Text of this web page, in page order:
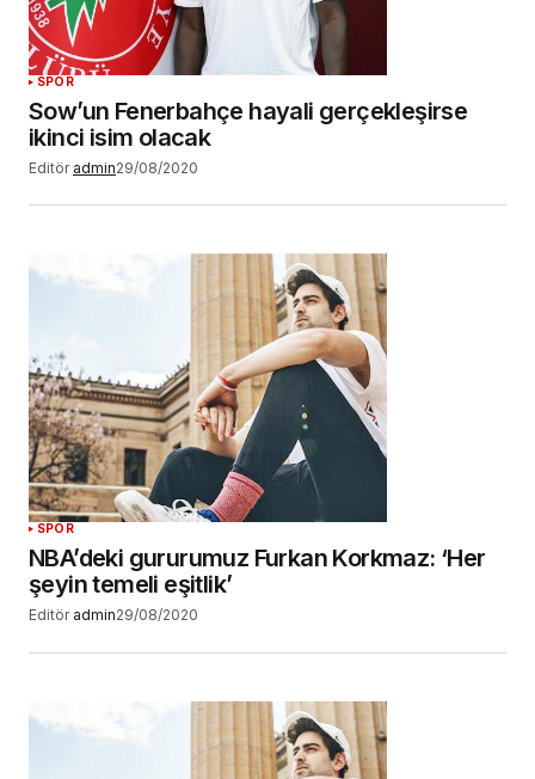
SPOR
Sow’un Fenerbahçe hayali gerçekleşirse
ikinci isim olacak
Editör admin29/08/2020
SPOR
NBA’deki gururumuz Furkan Korkmaz: ‘Her
şeyin temeli eşitlik’
Editör admin29/08/2020